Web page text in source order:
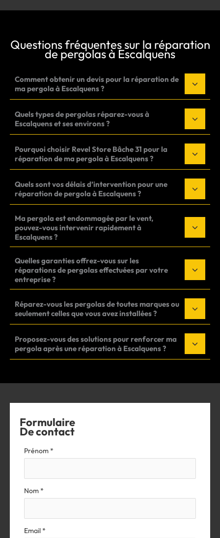
Questions fréquentes sur la réparation
de pergolas à Escalquens
Comment obtenir un devis pour la réparation de
ma pergola à Escalquens ?
Quels types de pergolas réparez-vous à
Escalquens et ses environs ?
Pourquoi choisir Revel Store Bâche 31 pour la
réparation de ma pergola à Escalquens ?
Quels sont vos délais d’intervention pour une
réparation de pergola à Escalquens ?
Ma pergola est endommagée par le vent,
pouvez-vous intervenir rapidement à
Escalquens ?
Quelles garanties offrez-vous sur les
réparations de pergolas effectuées par votre
entreprise ?
Réparez-vous les pergolas de toutes marques ou
seulement celles que vous avez installées ?
Proposez-vous des solutions pour renforcer ma
pergola après une réparation à Escalquens ?
Formulaire
De contact
Formulaire
simple
Prénom *
Nom *
Email *